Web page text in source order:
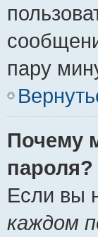
пару
Почему
пароля?
Если вы
каждом